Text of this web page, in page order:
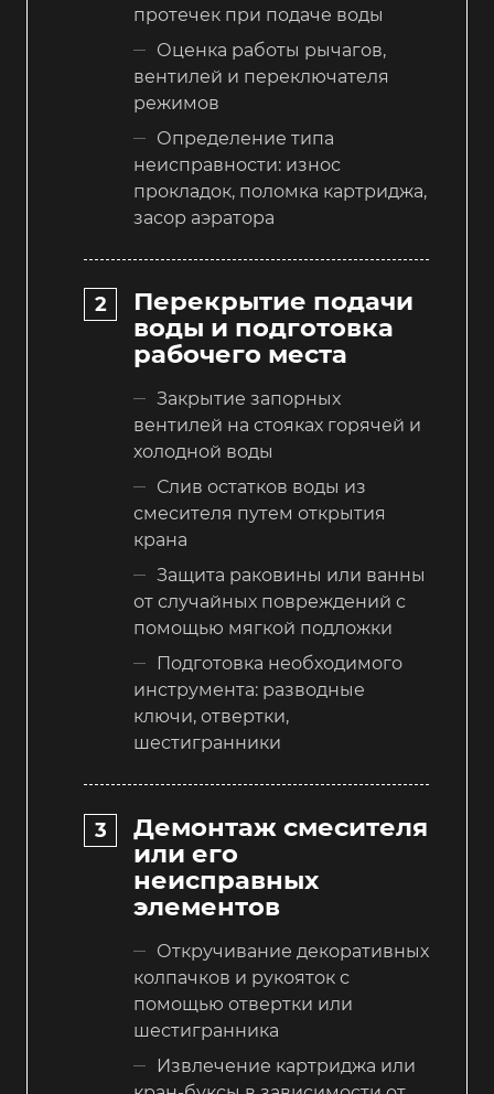
протечек при подаче воды
Оценка работы рычагов,
вентилей и переключателя
режимов
Определение типа
неисправности: износ
прокладок, поломка картриджа,
засор аэратора
Перекрытие подачи
воды и подготовка
рабочего места
Закрытие запорных
вентилей на стояках горячей и
холодной воды
Слив остатков воды из
смесителя путем открытия
крана
Защита раковины или ванны
от случайных повреждений с
помощью мягкой подложки
Подготовка необходимого
инструмента: разводные
ключи, отвертки,
шестигранники
Демонтаж смесителя
или его
неисправных
элементов
Откручивание декоративных
колпачков и рукояток с
помощью отвертки или
шестигранника
Извлечение картриджа или